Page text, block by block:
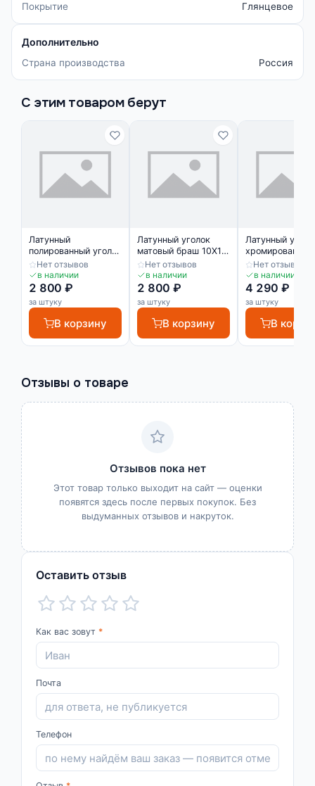
Покрытие
Глянцевое
Дополнительно
Страна производства Россия
С этим товаром берут
Латунный
полированный уголок
10х10 мм ЛПН-10/10
Нет отзывов
в наличии
2 800 ₽
за штуку
В корзину
Латунный уголок
матовый браш 10Х10
мм ЛПН-10/10
Нет отзывов
в наличии
2 800 ₽
за штуку
В корзину
Латунный
хромированный
10Х10 мм ЛПН-
Нет отзывов
в наличии
4 290 ₽
за штуку
В
Отзывы о товаре
Отзывов пока нет
Этот товар только выходит на сайт — оценки
появятся здесь после первых покупок. Без
выдуманных отзывов и накруток.
Оставить отзыв
Как вас зовут *
Почта
Телефон